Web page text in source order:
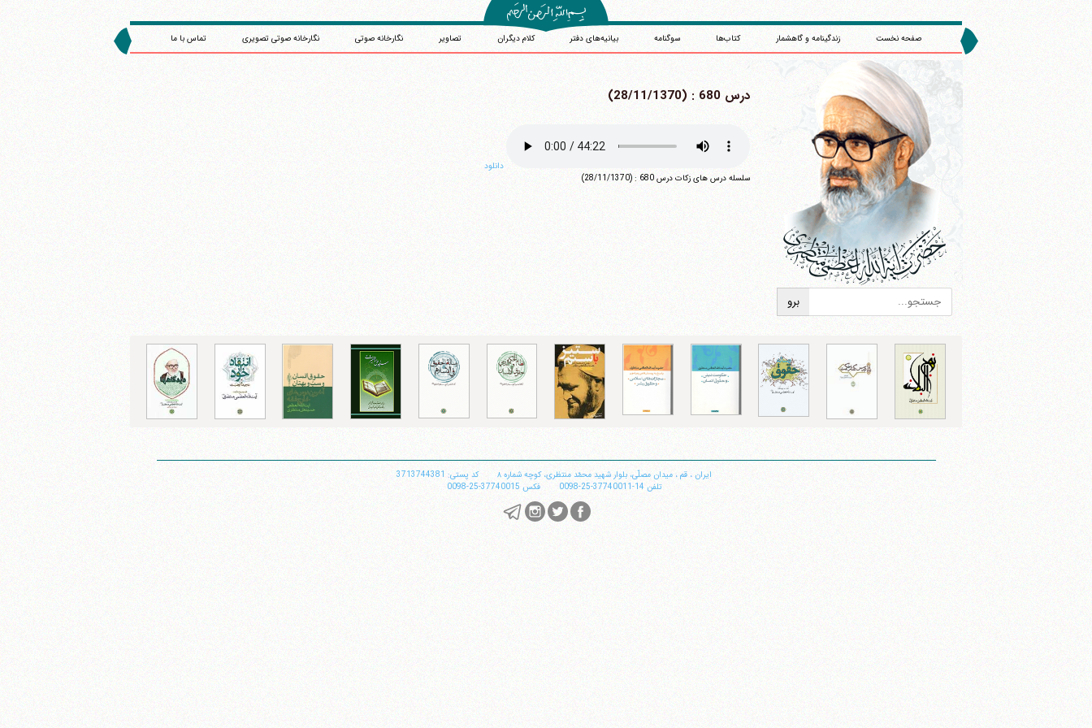
صفحه نخست زندگینامه و گاهشمار کتاب‌ها سوگنامه بیانیه‌های دفتر کلام دیگران تصاویر نگارخانه صوتی نگارخانه صوتی تصویری تماس با ما
درس 680 : (28/11/1370)
دانلود
سلسله درس های زکات درس 680 : (28/11/1370)
ایران ، قم ، میدان مصلّی، بلوار شهید محمّد منتظری، كوچه شماره ٨
کد پستی: 3713744381
تلفن 14-37740011-25-0098 فکس 37740015-25-0098
وب سایت رسمی آیت‌الله منتظری
فکس37740015-25-98+